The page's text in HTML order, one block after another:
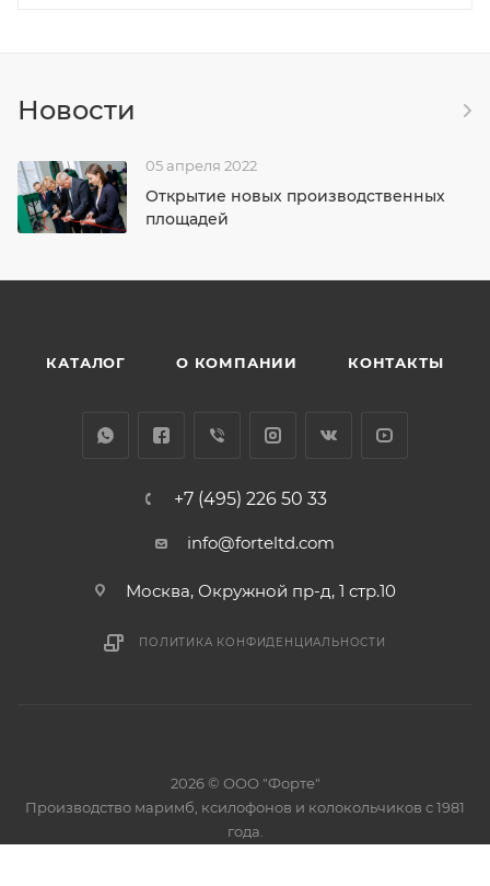
Новости
05 апреля 2022
Открытие новых производственных
площадей
КАТАЛОГ О КОМПАНИИ КОНТАКТЫ
+7 (495) 226 50 33
info@forteltd.com
Москва, Окружной пр-д, 1 стр.10
ПОЛИТИКА КОНФИДЕНЦИАЛЬНОСТИ
2026 © ООО "Форте"
Производство маримб, ксилофонов и колокольчиков с 1981
года.